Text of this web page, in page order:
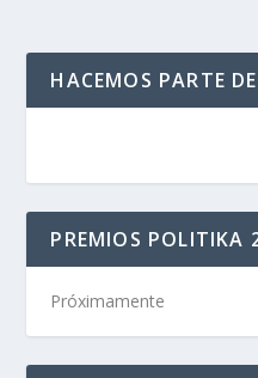
HACEMOS PARTE DE
PREMIOS POLITIKA
Próximamente